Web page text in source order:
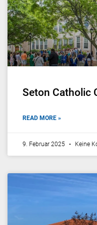
Seton Catholic
READ MORE »
9. Februar 2025 Keine